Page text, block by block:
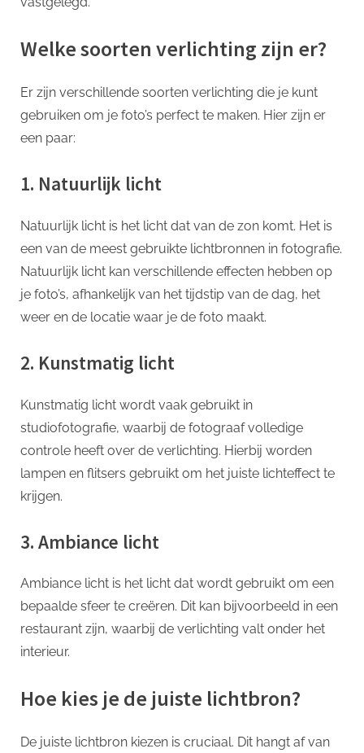
Welke soorten verlichting zijn er?
Er zijn verschillende soorten verlichting die je kunt
gebruiken om je foto’s perfect te maken. Hier zijn er
een paar:
1. Natuurlijk licht
Natuurlijk licht is het licht dat van de zon komt. Het is
een van de meest gebruikte lichtbronnen in fotografie.
Natuurlijk licht kan verschillende effecten hebben op
je foto’s, afhankelijk van het tijdstip van de dag, het
weer en de locatie waar je de foto maakt.
2. Kunstmatig licht
Kunstmatig licht wordt vaak gebruikt in
studiofotografie, waarbij de fotograaf volledige
controle heeft over de verlichting. Hierbij worden
lampen en flitsers gebruikt om het juiste lichteffect te
krijgen.
3. Ambiance licht
Ambiance licht is het licht dat wordt gebruikt om een
bepaalde sfeer te creëren. Dit kan bijvoorbeeld in een
restaurant zijn, waarbij de verlichting valt onder het
interieur.
Hoe kies je de juiste lichtbron?
De juiste lichtbron kiezen is cruciaal. Dit hangt af van